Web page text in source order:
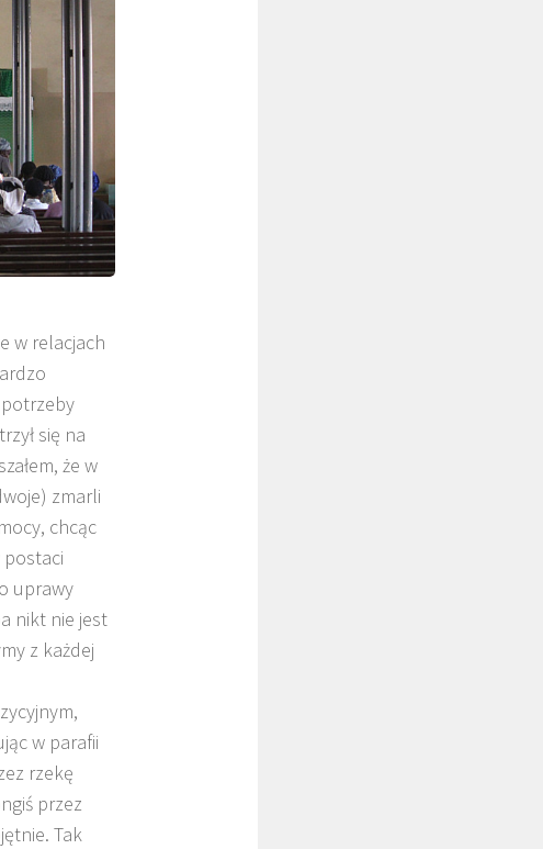
w relacjach
potrzeby
się na
że w
zmarli
chcąc
uprawy
nikt nie jest
z każdej
w parafii
rzekę
przez
Tak